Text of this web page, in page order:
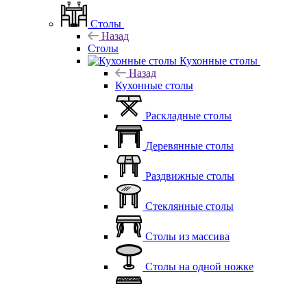
Столы
Назад
Столы
Кухонные столы
Назад
Кухонные столы
Раскладные столы
Деревянные столы
Раздвижные столы
Стеклянные столы
Столы из массива
Столы на одной ножке